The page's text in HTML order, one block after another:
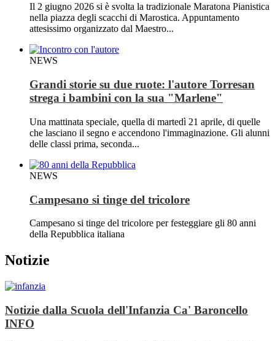
Il 2 giugno 2026 si è svolta la tradizionale Maratona Pianistica
nella piazza degli scacchi di Marostica. Appuntamento
attesissimo organizzato dal Maestro...
NEWS
Grandi storie su due ruote: l'autore Torresan
strega i bambini con la sua "Marlene"
Una mattinata speciale, quella di martedì 21 aprile, di quelle
che lasciano il segno e accendono l'immaginazione. Gli alunni
delle classi prima, seconda...
NEWS
Campesano si tinge del tricolore
Campesano si tinge del tricolore per festeggiare gli 80 anni
della Repubblica italiana
Notizie
Notizie dalla Scuola dell'Infanzia Ca' Baroncello
INFO